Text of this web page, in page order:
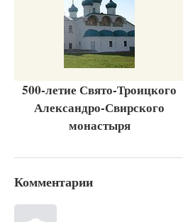
500-летие Свято-Троицкого
Александро-Свирского
монастыря
Комментарии